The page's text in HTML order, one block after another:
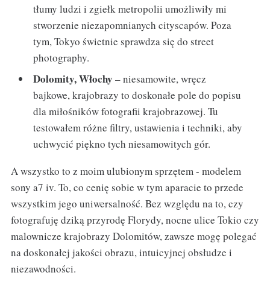
tłumy ludzi i zgiełk metropolii umożliwiły mi
stworzenie niezapomnianych cityscapów. Poza
tym, Tokyo świetnie sprawdza się do street
photography.
Dolomity, Włochy – niesamowite, wręcz
bajkowe, krajobrazy to doskonałe pole do popisu
dla miłośników fotografii krajobrazowej. Tu
testowałem różne filtry, ustawienia i techniki, aby
uchwycić piękno tych niesamowitych gór.
A wszystko to z moim ulubionym sprzętem - modelem
sony a7 iv. To, co cenię sobie w tym aparacie to przede
wszystkim jego uniwersalność. Bez względu na to, czy
fotografuję dziką przyrodę Florydy, nocne ulice Tokio czy
malownicze krajobrazy Dolomitów, zawsze mogę polegać
na doskonałej jakości obrazu, intuicyjnej obsłudze i
niezawodności.